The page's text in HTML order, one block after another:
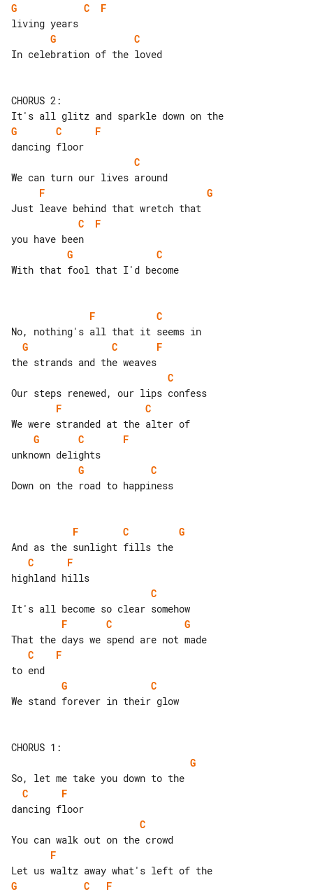
G
C
F
G
C
In celebration of the loved
CHORUS 2:
G
C
F
C
F
G
C
F
G
C
With that fool that I'd become
F
C
G
C
F
C
F
C
G
C
F
G
C
Down on the road to happiness
F C
G
C
F
C
F
C
G
C
F
G
C
We stand forever in their glow
G
C
F
C
F
G
C F